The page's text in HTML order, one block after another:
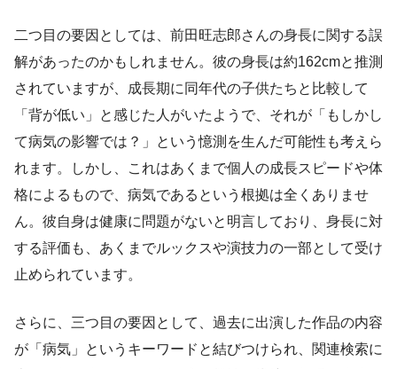
二つ目の要因としては、前田旺志郎さんの身長に関する誤
解があったのかもしれません。彼の身長は約162cmと推測
されていますが、成長期に同年代の子供たちと比較して
「背が低い」と感じた人がいたようで、それが「もしかし
て病気の影響では？」という憶測を生んだ可能性も考えら
れます。しかし、これはあくまで個人の成長スピードや体
格によるもので、病気であるという根拠は全くありませ
ん。彼自身は健康に問題がないと明言しており、身長に対
する評価も、あくまでルックスや演技力の一部として受け
止められています。
さらに、三つ目の要因として、過去に出演した作品の内容
が「病気」というキーワードと結びつけられ、関連検索に